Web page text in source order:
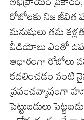
రోబోలకు నిజ జీవిత
మనుషులు తమ
వీడియోలు ఎంతో
ఆధారంగా రోబోలు
కదలించడం వంటి
ప్రపంచవ్యాప్తంగా
పెట్టుబడులు